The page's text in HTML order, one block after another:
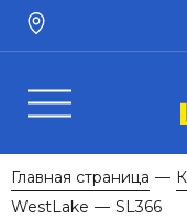
Главная страница —
WestLake — SL366